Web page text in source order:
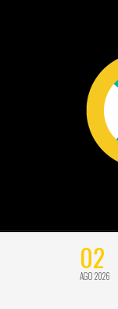
02
AGO 2026